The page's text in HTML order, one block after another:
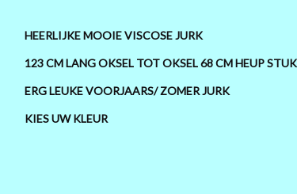
HEERLIJKE MOOIE VISCOSE JURK
123 CM LANG OKSEL TOT OKSEL 68 CM HEUP
ERG LEUKE VOORJAARS/ ZOMER JURK
KIES UW KLEUR